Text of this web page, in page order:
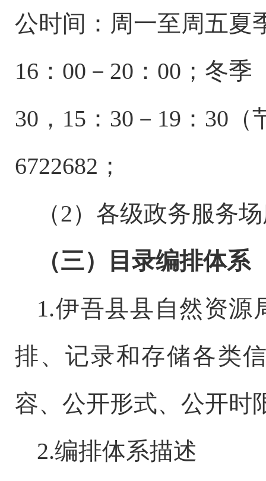
公时间：周一至周五夏
16 ： 00 － 20 ： 00 ；冬季
30 ， 15 ： 30 － 19 ： 30
6722682 ；
（2）各级政务服务
（三）
目录编排体系
1.伊吾县县自然资源
排、记录和存储各类
容、公开形式、公开时
2.编排体系描述